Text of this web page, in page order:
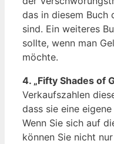
das in diesem Buch
sind. Ein weiteres
sollte, wenn man
möchte.
4. „Fifty Shades of
Verkaufszahlen
dass sie eine
Wenn Sie sich auf
können Sie nicht